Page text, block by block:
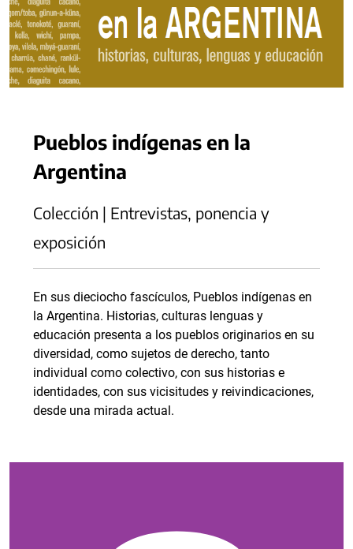
Pueblos indígenas en la
Argentina
Colección | Entrevistas, ponencia y
exposición
En sus dieciocho fascículos, Pueblos indígenas en
la Argentina. Historias, culturas lenguas y
educación presenta a los pueblos originarios en su
diversidad, como sujetos de derecho, tanto
individual como colectivo, con sus historias e
identidades, con sus vicisitudes y reivindicaciones,
desde una mirada actual.